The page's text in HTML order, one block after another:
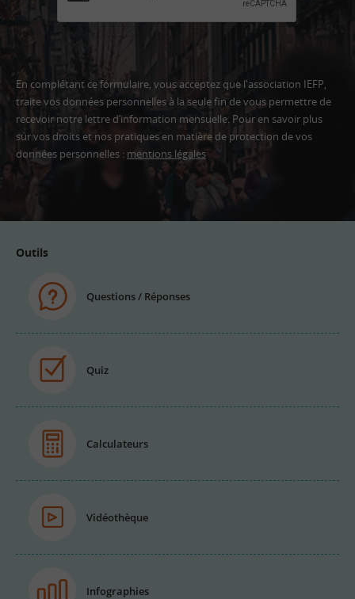
En complétant ce formulaire, vous acceptez que l'association IEFP,
traite vos données personnelles à la seule fin de vous permettre de
recevoir notre lettre d’information mensuelle. Pour en savoir plus
sur vos droits et nos pratiques en matière de protection de vos
données personnelles : mentions légales
Outils
Questions / Réponses
Quiz
Calculateurs
Vidéothèque
Infographies